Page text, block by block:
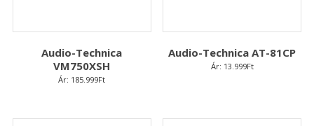
Audio-Technica
VM750XSH
Ár: 185.999Ft
Audio-Technica AT-81CP
Ár: 13.999Ft